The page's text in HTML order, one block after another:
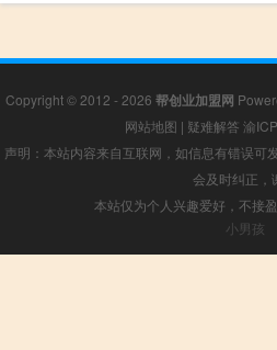
Copyright © 2012 - 2026 帮创业加盟网
网站地图 | 疑难解答 渝
声明：本站内容来自互联网，如信息有错误可
会及时纠正，
本站仅为个人兴趣爱好，不接
小男孩